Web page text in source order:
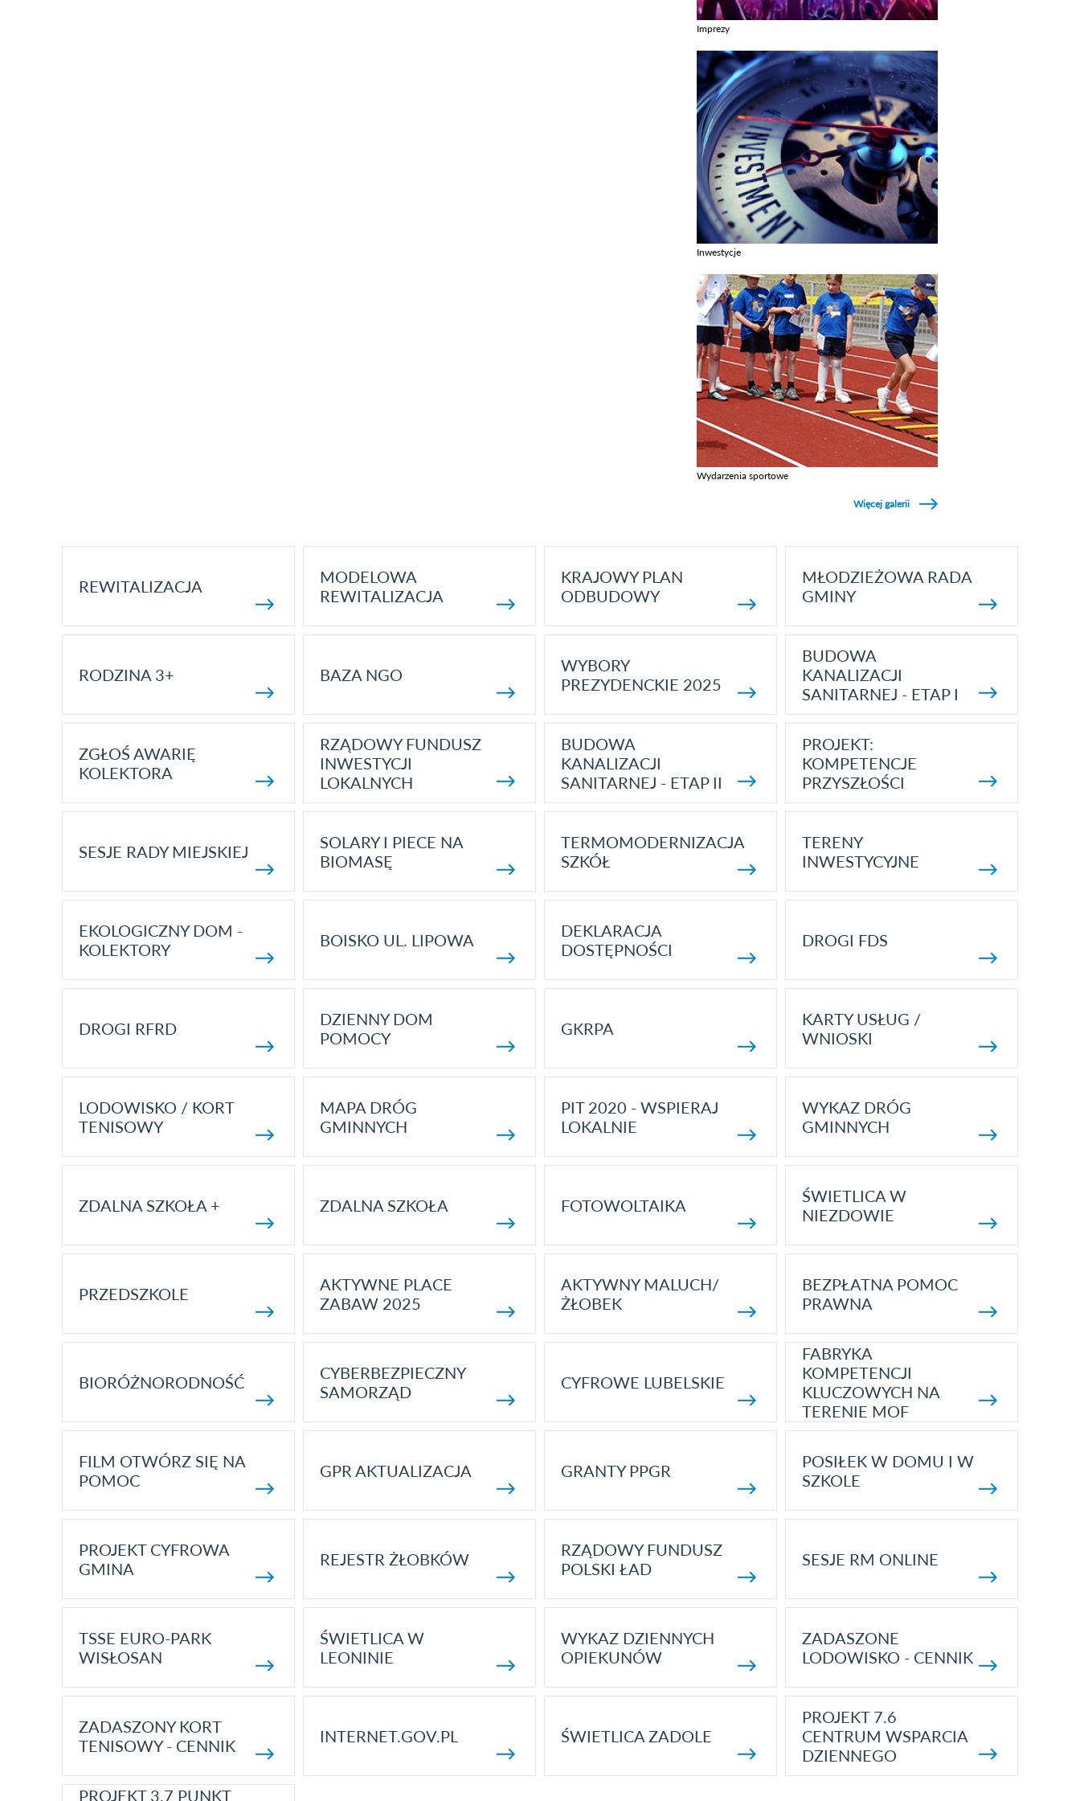
Imprezy
Inwestycje
Wydarzenia sportowe
Więcej galerii
REWITALIZACJA
MODELOWA
REWITALIZACJA
KRAJOWY PLAN
ODBUDOWY
MŁODZIEŻOWA RADA
GMINY
RODZINA 3+ BAZA NGO
WYBORY
PREZYDENCKIE 2025
BUDOWA
KANALIZACJI
SANITARNEJ - ETAP I
ZGŁOŚ AWARIĘ
KOLEKTORA
RZĄDOWY FUNDUSZ
INWESTYCJI
LOKALNYCH
BUDOWA
KANALIZACJI
SANITARNEJ - ETAP II
PROJEKT:
KOMPETENCJE
PRZYSZŁOŚCI
SESJE RADY MIEJSKIEJ
SOLARY I PIECE NA
BIOMASĘ
TERMOMODERNIZACJA
SZKÓŁ
TERENY
INWESTYCYJNE
EKOLOGICZNY DOM -
KOLEKTORY
BOISKO UL. LIPOWA
DEKLARACJA
DOSTĘPNOŚCI
DROGI FDS
DROGI RFRD
DZIENNY DOM
POMOCY
GKRPA
KARTY USŁUG /
WNIOSKI
LODOWISKO / KORT
TENISOWY
MAPA DRÓG
GMINNYCH
PIT 2020 - WSPIERAJ
LOKALNIE
WYKAZ DRÓG
GMINNYCH
ZDALNA SZKOŁA + ZDALNA SZKOŁA FOTOWOLTAIKA
ŚWIETLICA W
NIEZDOWIE
PRZEDSZKOLE
AKTYWNE PLACE
ZABAW 2025
AKTYWNY MALUCH/
ŻŁOBEK
BEZPŁATNA POMOC
PRAWNA
BIORÓŻNORODNOŚĆ
CYBERBEZPIECZNY
SAMORZĄD
CYFROWE LUBELSKIE
FABRYKA
KOMPETENCJI
KLUCZOWYCH NA
TERENIE MOF
FILM OTWÓRZ SIĘ NA
POMOC
GPR AKTUALIZACJA GRANTY PPGR
POSIŁEK W DOMU I W
SZKOLE
PROJEKT CYFROWA
GMINA
REJESTR ŻŁOBKÓW
RZĄDOWY FUNDUSZ
POLSKI ŁAD
SESJE RM ONLINE
TSSE EURO-PARK
WISŁOSAN
ŚWIETLICA W
LEONINIE
WYKAZ DZIENNYCH
OPIEKUNÓW
ZADASZONE
LODOWISKO - CENNIK
ZADASZONY KORT
TENISOWY - CENNIK
INTERNET.GOV.PL ŚWIETLICA ZADOLE
PROJEKT 7.6
CENTRUM WSPARCIA
DZIENNEGO
PROJEKT 3.7 PUNKT